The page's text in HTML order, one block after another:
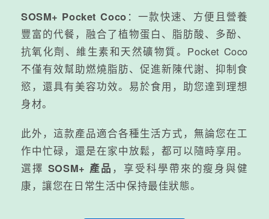
SOSM+ Pocket Coco ：一款快速、方便且營養
豐富的代餐，融合了植物蛋白、脂肪酸、多酚、
抗氧化劑、維生素和天然礦物質。Pocket Coco
不僅有效幫助燃燒脂肪、促進新陳代謝、抑制食
慾，還具有美容功效。易於食用，助您達到理想
身材。
此外，這款產品適合各種生活方式，無論您在工
作中忙碌，還是在家中放鬆，都可以隨時享用。
選擇 SOSM+ 產品 ，享受科學帶來的瘦身與健
康，讓您在日常生活中保持最佳狀態。